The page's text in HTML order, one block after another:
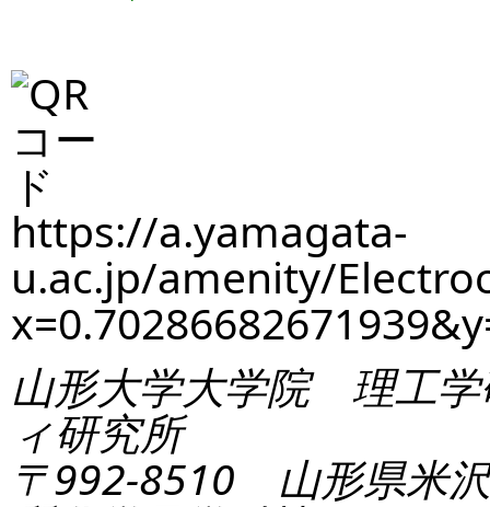
https://a.yamagata-
u.ac.jp/amenity/
山形大学大学院 理工学
ィ研究所
〒992-8510 山形県米